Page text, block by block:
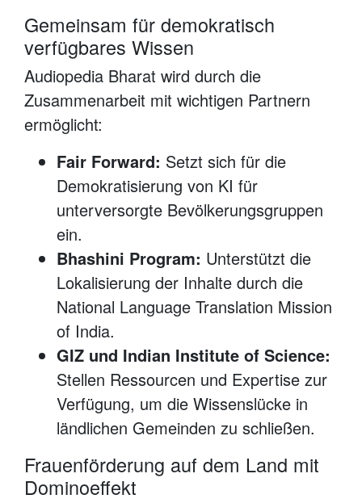
Gemeinsam für demokratisch
verfügbares Wissen
Audiopedia Bharat wird durch die
Zusammenarbeit mit wichtigen Partnern
ermöglicht:
Fair Forward: Setzt sich für die
Demokratisierung von KI für
unterversorgte Bevölkerungsgruppen
ein.
Bhashini Program: Unterstützt die
Lokalisierung der Inhalte durch die
National Language Translation Mission
of India.
GIZ und Indian Institute of Science:
Stellen Ressourcen und Expertise zur
Verfügung, um die Wissenslücke in
ländlichen Gemeinden zu schließen.
Frauenförderung auf dem Land mit
Dominoeffekt